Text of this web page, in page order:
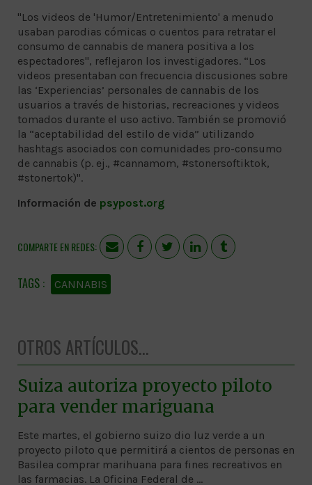
"Los videos de 'Humor/Entretenimiento' a menudo
usaban parodias cómicas o cuentos para retratar el
consumo de cannabis de manera positiva a los
espectadores", reflejaron los investigadores. “Los
videos presentaban con frecuencia discusiones sobre
las ‘Experiencias’ personales de cannabis de los
usuarios a través de historias, recreaciones y videos
tomados durante el uso activo. También se promovió
la “aceptabilidad del estilo de vida” utilizando
hashtags asociados con comunidades pro-consumo
de cannabis (p. ej., #cannamom, #stonersoftiktok,
#stonertok)".
Información de psypost.org
COMPARTE EN REDES:
CANNABIS
OTROS ARTÍCULOS...
Suiza autoriza proyecto piloto
para vender mariguana
Este martes, el gobierno suizo dio luz verde a un
proyecto piloto que permitirá a cientos de personas en
Basilea comprar marihuana para fines recreativos en
las farmacias. La Oficina Federal de …